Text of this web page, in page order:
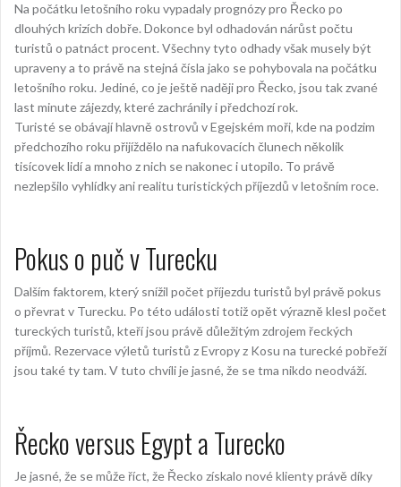
Na počátku letošního roku vypadaly prognózy pro Řecko po
dlouhých krizích dobře. Dokonce byl odhadován nárůst počtu
turistů o patnáct procent. Všechny tyto odhady však musely být
upraveny a to právě na stejná čísla jako se pohybovala na počátku
letošního roku. Jediné, co je ještě naději pro Řecko, jsou tak zvané
last minute zájezdy, které zachránily i předchozí rok.
Turisté se obávají hlavně ostrovů v Egejském moři, kde na podzim
předchozího roku přijíždělo na nafukovacích člunech několik
tisícovek lidí a mnoho z nich se nakonec i utopilo. To právě
nezlepšilo vyhlídky ani realitu turistických příjezdů v letošním roce.
Pokus o puč v Turecku
Dalším faktorem, který snížil počet příjezdu turistů byl právě pokus
o převrat v Turecku. Po této události totiž opět výrazně klesl počet
tureckých turistů, kteří jsou právě důležitým zdrojem řeckých
příjmů. Rezervace výletů turistů z Evropy z Kosu na turecké pobřeží
jsou také ty tam. V tuto chvíli je jasné, že se tma nikdo neodváží.
Řecko versus Egypt a Turecko
Je jasné, že se může říct, že Řecko získalo nové klienty právě díky